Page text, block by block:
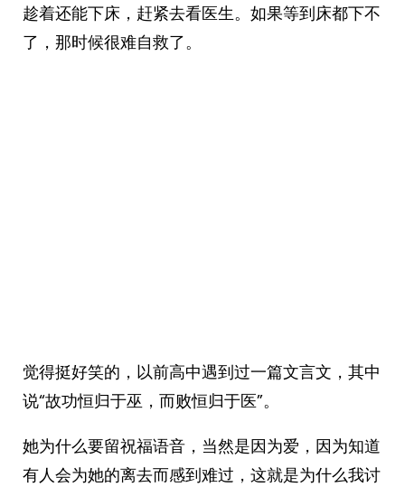
趁着还能下床，赶紧去看医生。如果等到床都下不
了，那时候很难自救了。
觉得挺好笑的，以前高中遇到过一篇文言文，其中
说“故功恒归于巫，而败恒归于医”。
她为什么要留祝福语音，当然是因为爱，因为知道
有人会为她的离去而感到难过，这就是为什么我讨